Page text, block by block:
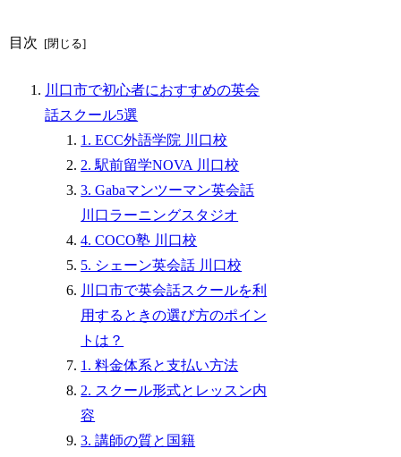
目次
川口市で初心者におすすめの英会
話スクール5選
1. ECC外語学院 川口校
2. 駅前留学NOVA 川口校
3. Gabaマンツーマン英会話
川口ラーニングスタジオ
4. COCO塾 川口校
5. シェーン英会話 川口校
川口市で英会話スクールを利
用するときの選び方のポイン
トは？
1. 料金体系と支払い方法
2. スクール形式とレッスン内
容
3. 講師の質と国籍